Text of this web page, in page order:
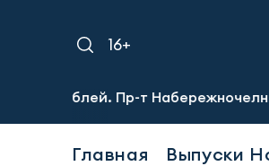
16+
Пр-т Набережночелнинский,
Главная Выпуски